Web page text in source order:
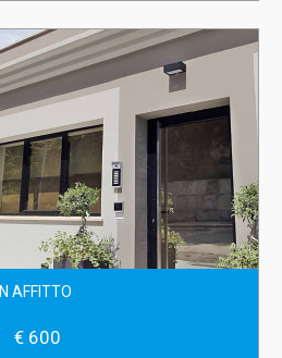
IN AFFITTO
€ 600